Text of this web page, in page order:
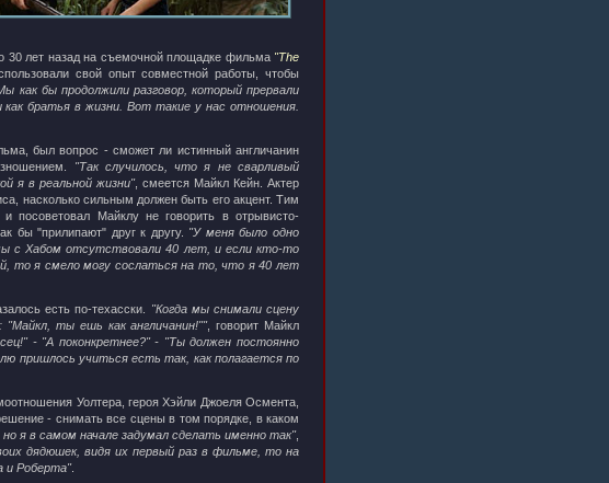
30 лет назад на съемочной площадке фильма "The
свой опыт совместной работы, чтобы
как бы продолжили разговор, который прервали
братья в жизни. Вот такие у нас отношения.
был вопрос - сможет ли истинный англичанин
"Так случилось, что я не сварливый
я в реальной жизни", смеется Майкл Кейн. Актер
насколько сильным должен быть его акцент. Тим
и посоветовал Майклу не говорить в отрывисто-
бы "прилипают" друг к другу. "У меня было одно
с Хабом отсутствовали 40 лет, и если кто-то
то я смело могу сослаться на то, что я 40 лет
есть по-техасски.
"Когда мы снимали сцену
ты ешь как англичанин!"", говорит Майкл
- "А поконкретнее?" - "Ты должен постоянно
пришлось учиться есть так, как полагается по
Уолтера, героя Хэйли Джоеля Осмента,
- снимать все сцены в том порядке, в каком
я в самом начале задумал сделать именно так",
дядюшек, видя их первый раз в фильме, то на
и Роберта".